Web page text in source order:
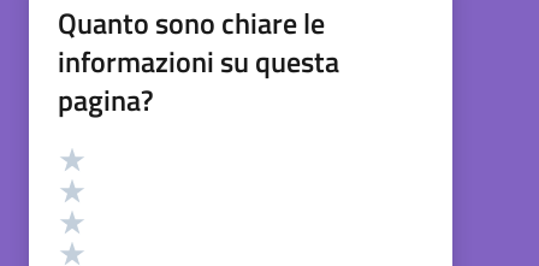
Quanto sono chiare le
informazioni su questa
pagina?
Valutazione